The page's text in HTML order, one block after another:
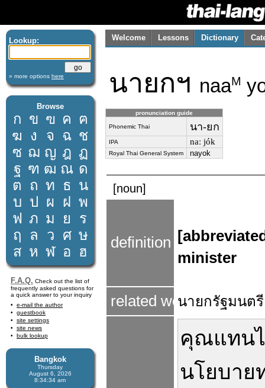
Lookup:
» more options here
Browse
ก ข ฃ ค ฅ
ฆ ง จ ฉ ช
ซ ฌ ญ ฎ ฏ
ฐ ฑ ฒ ณ ด
ต ถ ท ธ น
บ ป ผ ฝ พ
ฟ ภ ม ย
ร
ฤ
ล ว ศ ษ
ส ห ฬ อ ฮ
F.A.Q. Check out the list of
frequently asked questions for
a quick answer to your inquiry
e-mail the author
guestbook
site settings
site news
bulk lookup
Bangkok
Thursday
August 6, 2026
8:34:35 am
Welcome Lessons Dictionary
นายกฯ naaM
pronunciation guide
Phonemic Thai นา-ยก
IPA naː jók
Royal Thai General System nayok
[noun]
definition
minister
related wordนายกรัฐมนตรี
คุณแทน
นโยบาย